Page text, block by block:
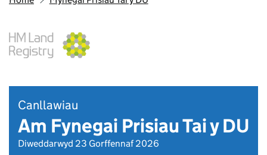
Canllawiau
Am Fynegai Prisiau Tai y DU
Diweddarwyd 23 Gorffennaf 2026